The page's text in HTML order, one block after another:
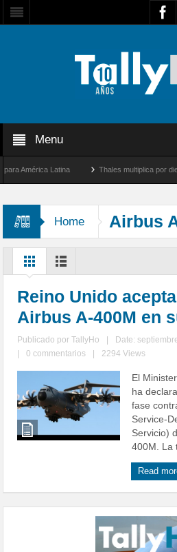
Menu
Latina Thales multiplica por diez
Home Airbus
Reino Unido
Airbus A-400M en
Publicado porTallyHo
Date:
0 commentarios 2294 Views
El
ha
fase
Service-
Servicio)
400M. La
Read